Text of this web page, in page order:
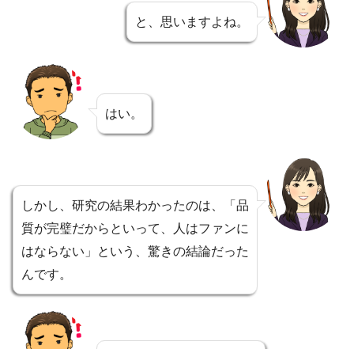
と、思いますよね。
はい。
しかし、研究の結果わかったのは、「品
質が完璧だからといって、人はファンに
はならない」という、驚きの結論だった
んです。